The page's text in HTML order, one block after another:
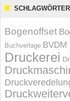
SCHLAGWÖRTER
Bogenoffset
Buchverlage BVDM
Druckerei